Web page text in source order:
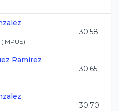
(IMPUE)
30.58
Ramirez
30.65
30.70